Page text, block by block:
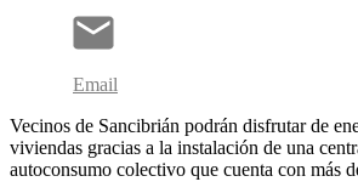
Email
Vecinos de Sancibrián podrán disfrutar de
viviendas gracias a la instalación de una
autoconsumo colectivo que cuenta con más